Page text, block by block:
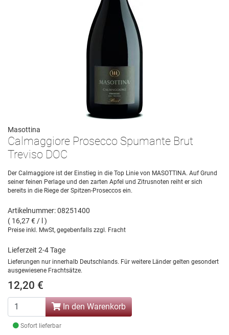
Masottina
Calmaggiore Prosecco Spumante Brut
Treviso DOC
Der Calmaggiore ist der Einstieg in die Top Linie von MASOTTINA. Auf Grund
seiner feinen Perlage und den zarten Apfel und Zitrusnoten reiht er sich
bereits in die Riege der Spitzen-Proseccos ein.
Artikelnummer: 08251400
( 16,27 € / l )
Preise inkl. MwSt, gegebenfalls zzgl. Fracht
Lieferzeit 2-4 Tage
Lieferungen nur innerhalb Deutschlands. Für weitere Länder gelten gesondert
ausgewiesene Frachtsätze.
12,20 €
In den Warenkorb
Sofort lieferbar